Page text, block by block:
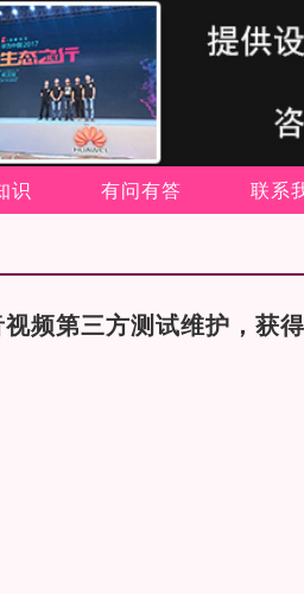
识 有问有答 联系
频第三方测试维护，获